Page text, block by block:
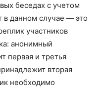
беседах с учетом
в данном случае — это
участников
анонимный
первая и третья
вторая
необходимо